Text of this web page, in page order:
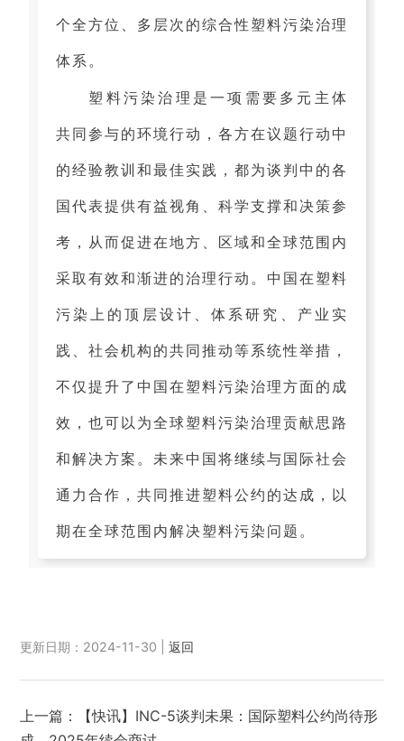
个全方位、多层次的综合性塑料污染治理
体系。
塑料污染治理是一项需要多元主体
共同参与的环境行动，各方在议题行动中
的经验教训和最佳实践，都为谈判中的各
国代表提供有益视角、科学支撑和决策参
考，从而促进在地方、区域和全球范围内
采取有效和渐进的治理行动。中国在塑料
污染上的顶层设计、体系研究、产业实
践、社会机构的共同推动等系统性举措，
不仅提升了中国在塑料污染治理方面的成
效，也可以为全球塑料污染治理贡献思路
和解决方案。未来中国将继续与国际社会
通力合作，共同推进塑料公约的达成，以
期在全球范围内解决塑料污染问题。
更新日期：2024-11-30 |返回
上一篇：
【快讯】INC-5谈判未果：国际塑料公约尚待形